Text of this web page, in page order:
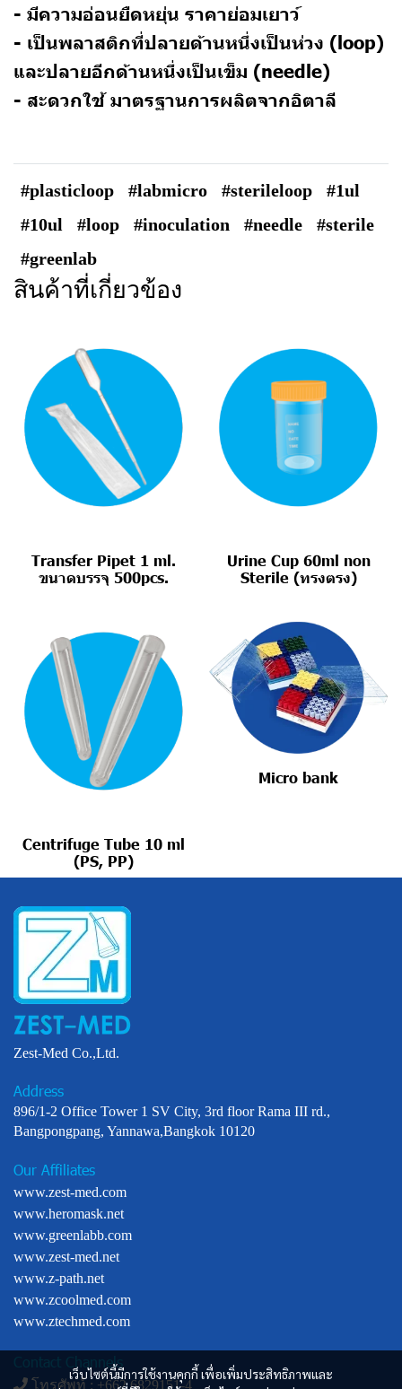
- มีความอ่อนยืดหยุ่น ราคาย่อมเยาว์
- เป็นพลาสติกที่ปลายด้านหนึ่งเป็นห่วง (loop)
และปลายอีกด้านหนึ่งเป็นเข็ม (needle)
- สะดวกใช้ มาตรฐานการผลิตจากอิตาลี
#plasticloop #labmicro #sterileloop
#1ul
#10ul
#loop #inoculation #needle
#sterile
#greenlab
สินค้าที่เกี่ยวข้อง
Transfer Pipet 1 ml.
ขนาดบรรจุ 500pcs.
Urine Cup 60ml non
Sterile (ทรงตรง)
Centrifuge Tube 10 ml
(PS, PP)
Micro bank
เว็บไซต์นี้มีการใช้งานคุกกี้ เพื่อเพิ่มประสิทธิภาพและ
Zest-Med Co.,Ltd.
Address
896/1-2 Office Tower 1 SV City, 3rd floor Rama III rd.,
Bangpongpang, Yannawa,Bangkok 10120
Our Affiliates
www.zest-med.com
www.heromask.net
www.greenlabb.com
www.zest-med.net
www.z-path.net
www.zcoolmed.com
www.ztechmed.com
Contact Channels
โทรศัพท์ : +662 6829151-4